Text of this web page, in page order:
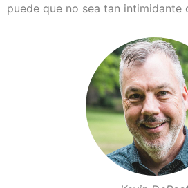
puede que no sea tan intimidante